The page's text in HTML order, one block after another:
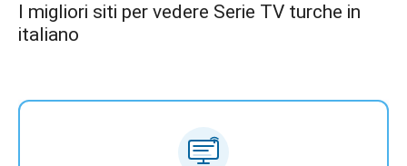
I migliori siti per vedere Serie TV turche in
italiano